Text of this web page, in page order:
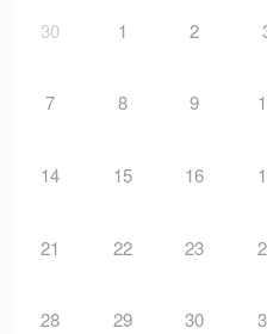
30 1 2
7 8 9
14 15 16
21 22 23
28 29 30